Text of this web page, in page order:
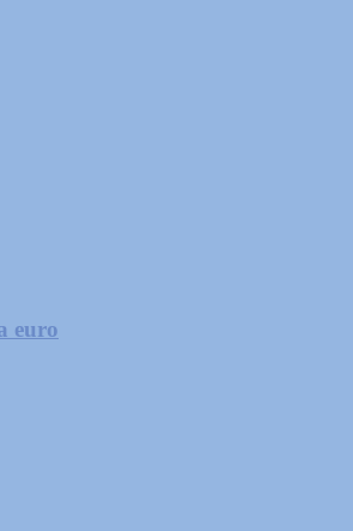
euro